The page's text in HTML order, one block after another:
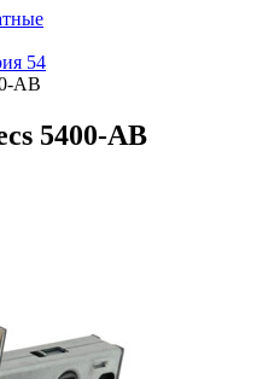
54
AB
5400-AB